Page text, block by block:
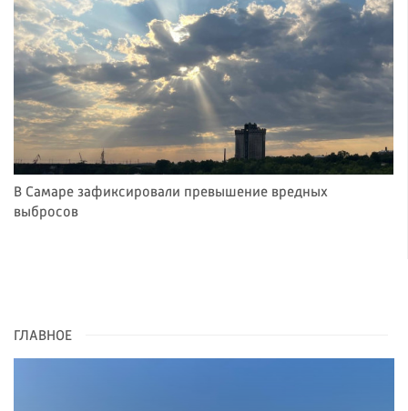
В Самаре зафиксировали превышение вредных
выбросов
ГЛАВНОЕ